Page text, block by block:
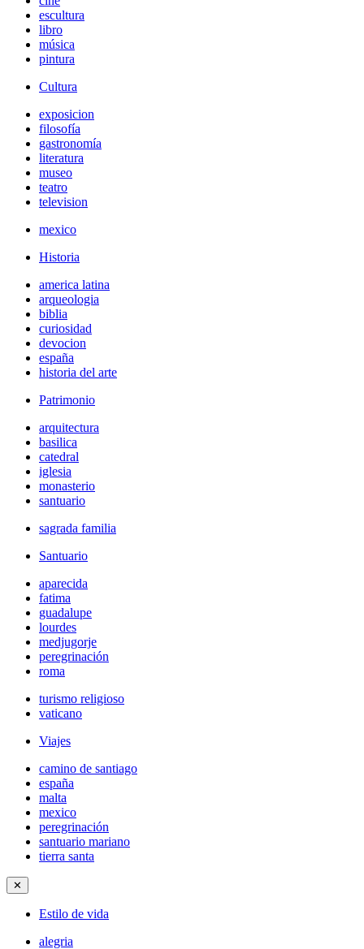
escultura
libro
música
pintura
Cultura
exposicion
filosofía
gastronomía
literatura
museo
teatro
television
mexico
Historia
america latina
arqueologia
biblia
curiosidad
devocion
españa
historia del arte
Patrimonio
arquitectura
basilica
catedral
iglesia
monasterio
santuario
sagrada familia
Santuario
aparecida
fatima
guadalupe
lourdes
medjugorje
peregrinación
roma
turismo religioso
vaticano
Viajes
camino de santiago
españa
malta
mexico
peregrinación
santuario mariano
tierra santa
✕
Estilo de vida
alegria